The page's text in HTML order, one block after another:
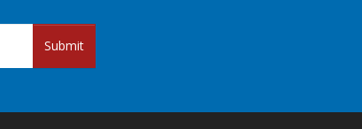
Submit